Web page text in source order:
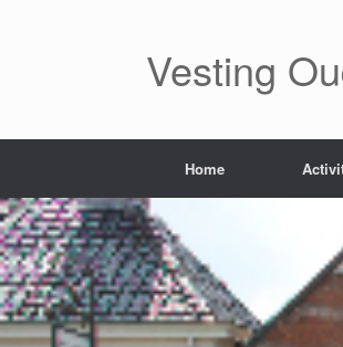
Vesting
Home